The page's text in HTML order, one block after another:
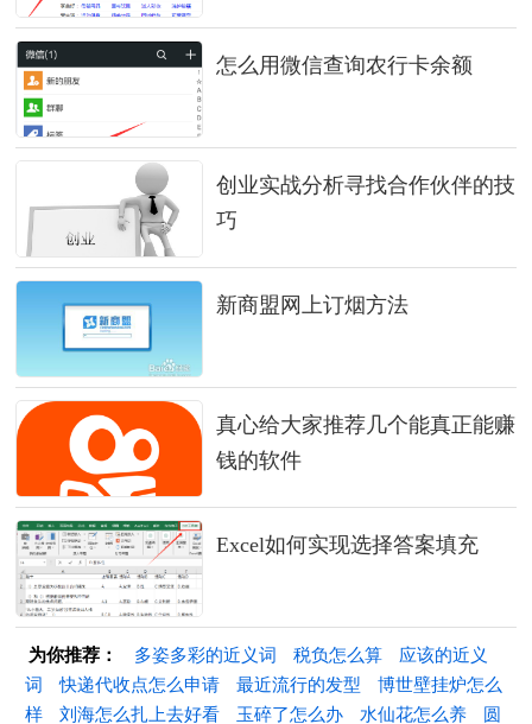
怎么用微信查询农行卡余额
创业实战分析寻找合作伙伴的技
巧
新商盟网上订烟方法
真心给大家推荐几个能真正能赚
钱的软件
Excel如何实现选择答案填充
为你推荐： 多姿多彩的近义词 税负怎么算
应该的近义
词
快递代收点怎么申请 最近流行的发型
博世壁挂炉怎么
样
刘海怎么扎上去好看 玉碎了怎么办 水仙花怎么养 圆